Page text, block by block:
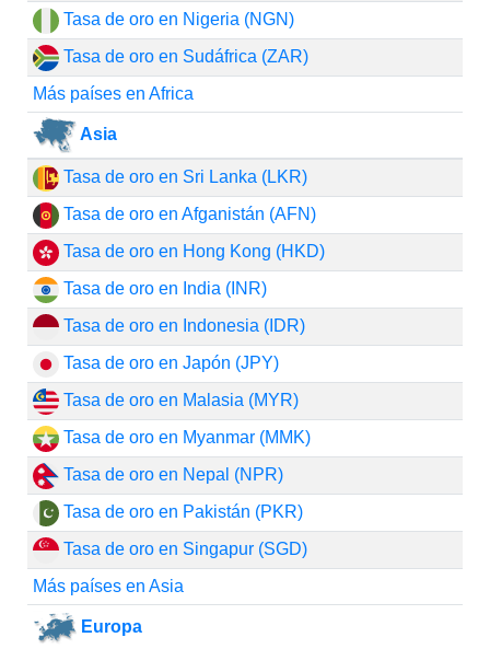
Tasa de oro en Nigeria (NGN)
Tasa de oro en Sudáfrica (ZAR)
Más países en Africa
Asia
Tasa de oro en Sri Lanka (LKR)
Tasa de oro en Afganistán (AFN)
Tasa de oro en Hong Kong (HKD)
Tasa de oro en India (INR)
Tasa de oro en Indonesia (IDR)
Tasa de oro en Japón (JPY)
Tasa de oro en Malasia (MYR)
Tasa de oro en Myanmar (MMK)
Tasa de oro en Nepal (NPR)
Tasa de oro en Pakistán (PKR)
Tasa de oro en Singapur (SGD)
Más países en Asia
Europa